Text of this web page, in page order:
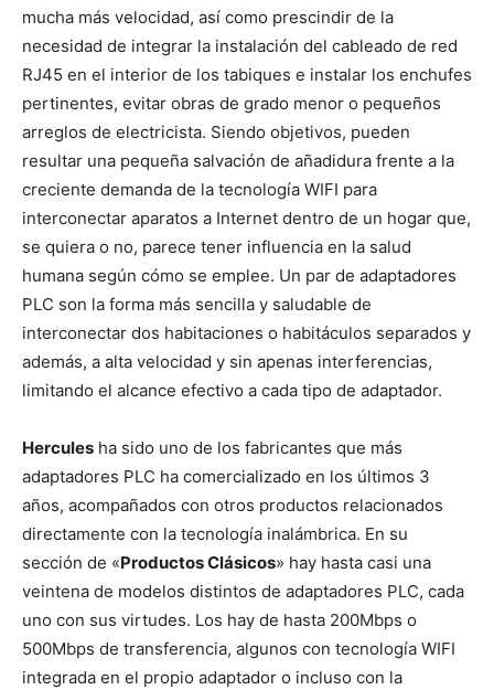
mucha más velocidad, así como prescindir de la
necesidad de integrar la instalación del cableado de red
RJ45 en el interior de los tabiques e instalar los enchufes
pertinentes, evitar obras de grado menor o pequeños
arreglos de electricista. Siendo objetivos, pueden
resultar una pequeña salvación de añadidura frente a la
creciente demanda de la tecnología WIFI para
interconectar aparatos a Internet dentro de un hogar que,
se quiera o no, parece tener influencia en la salud
humana según cómo se emplee. Un par de adaptadores
PLC son la forma más sencilla y saludable de
interconectar dos habitaciones o habitáculos separados y
además, a alta velocidad y sin apenas interferencias,
limitando el alcance efectivo a cada tipo de adaptador.
Hercules ha sido uno de los fabricantes que más
adaptadores PLC ha comercializado en los últimos 3
años, acompañados con otros productos relacionados
directamente con la tecnología inalámbrica. En su
sección de «Productos Clásicos» hay hasta casi una
veintena de modelos distintos de adaptadores PLC, cada
uno con sus virtudes. Los hay de hasta 200Mbps o
500Mbps de transferencia, algunos con tecnología WIFI
integrada en el propio adaptador o incluso con la